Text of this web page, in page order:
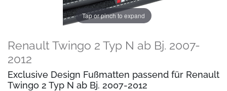
Tap or pinch to expand
Renault Twingo 2 Typ N ab Bj. 2007-
2012
Exclusive Design Fußmatten passend für Renault
Twingo 2 Typ N ab Bj. 2007-2012